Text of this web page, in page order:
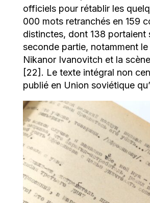
officiels pour rétablir les
000 mots retranchés en 159
distinctes, dont 138 portaient
seconde partie, notamment
Nikanor Ivanovitch et la
[22]. Le texte intégral non
publié en Union soviétique